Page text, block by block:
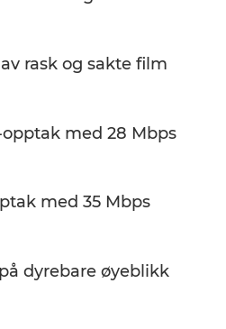
rask og sakte film
opptak med 28 Mbps
med 35 Mbps
dyrebare øyeblikk